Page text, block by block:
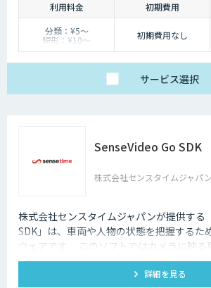
利用料金 初期費用
分類：¥5～
短形：¥10～
キーポイント： ¥7～
初期費用なし
サービス選択
SenseVideo Go SDK
株式会社センスタイムジャパン
株式会社センスタイムジャパンが提供する
SDK」は、車両や人物の状態を把握するた
ウェアです。 このソフトではカメラに映る
追跡します。更に四輪車や二輪車の車種・
代・服装などの属性も同時に認識します。
詳細を見る